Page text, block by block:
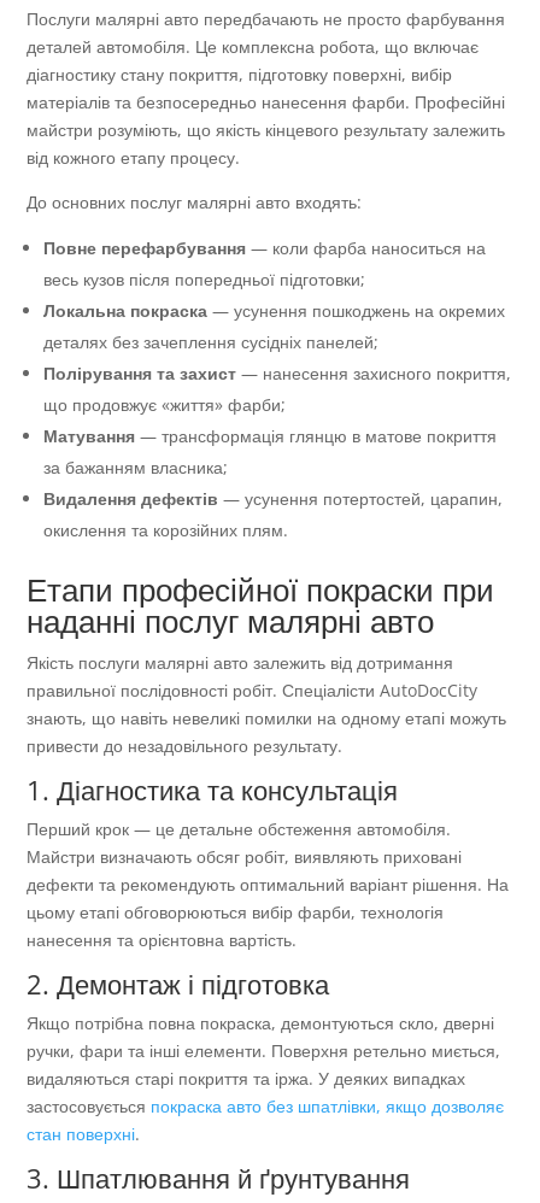
Послуги малярні авто передбачають не просто фарбування
деталей автомобіля. Це комплексна робота, що включає
діагностику стану покриття, підготовку поверхні, вибір
матеріалів та безпосередньо нанесення фарби. Професійні
майстри розуміють, що якість кінцевого результату залежить
від кожного етапу процесу.
До основних послуг малярні авто входять:
Повне перефарбування — коли фарба наноситься на
весь кузов після попередньої підготовки;
Локальна покраска — усунення пошкоджень на окремих
деталях без зачеплення сусідніх панелей;
Полірування та захист — нанесення захисного покриття,
що продовжує «життя» фарби;
Матування — трансформація глянцю в матове покриття
за бажанням власника;
Видалення дефектів — усунення потертостей, царапин,
окислення та корозійних плям.
Етапи професійної покраски при
наданні послуг малярні авто
Якість послуги малярні авто залежить від дотримання
правильної послідовності робіт. Спеціалісти AutoDocCity
знають, що навіть невеликі помилки на одному етапі можуть
привести до незадовільного результату.
1. Діагностика та консультація
Перший крок — це детальне обстеження автомобіля.
Майстри визначають обсяг робіт, виявляють приховані
дефекти та рекомендують оптимальний варіант рішення. На
цьому етапі обговорюються вибір фарби, технологія
нанесення та орієнтовна вартість.
2. Демонтаж і підготовка
Якщо потрібна повна покраска, демонтуються скло, дверні
ручки, фари та інші елементи. Поверхня ретельно миється,
видаляються старі покриття та іржа. У деяких випадках
застосовується покраска авто без шпатлівки, якщо дозволяє
стан поверхні.
3. Шпатлювання й ґрунтування